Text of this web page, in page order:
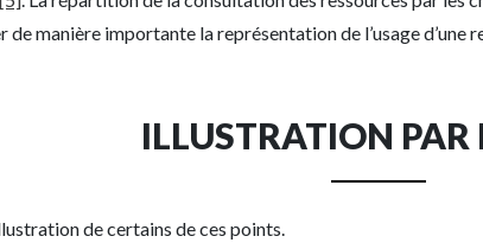
manière importante la représentation de l’usage d’une
ILLUSTRATION PAR
de certains de ces points.